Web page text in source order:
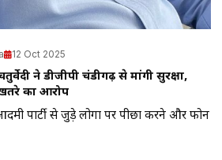
12 Oct 2025
ने डीजीपी चंडीगढ़ से मांगी सुरक्षा,
का आरोप
पार्टी से जुड़े लोगों पर पीछा करने और फोन